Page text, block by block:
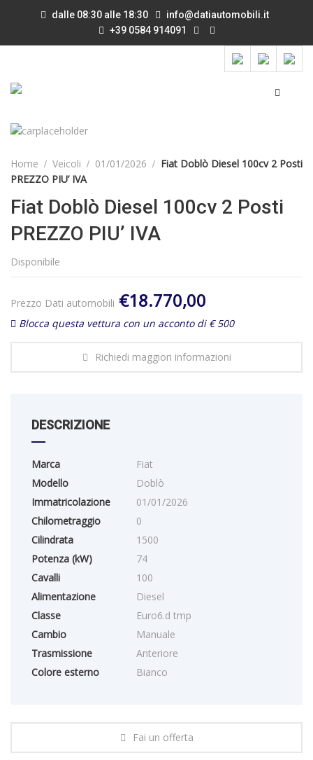
dalle 08:30 alle 18:30
info@datiautomobili.it
+39 0584 914091
Home Veicoli 01/01/2026
Fiat Doblò Diesel 100cv 2 Posti
PREZZO PIU’ IVA
Fiat Doblò Diesel 100cv 2 Posti
PREZZO PIU’ IVA
Disponibile
Prezzo Dati automobili €18.770,00
Blocca questa vettura con un acconto di € 500
Richiedi maggiori informazioni
DESCRIZIONE
Marca
Fiat
Modello
Doblò
Immatricolazione
01/01/2026
Chilometraggio
0
Cilindrata
1500
Potenza (kW)
74
Cavalli
100
Alimentazione
Diesel
Classe
Euro6.d tmp
Cambio
Manuale
Trasmissione
Anteriore
Colore esterno
Bianco
Fai un offerta